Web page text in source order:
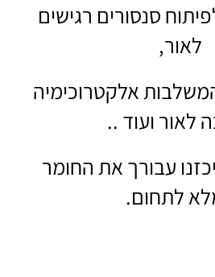
סנסורים רגישים
לאור,
אלקטרוכימיה
לאור ועוד ..
עבורך את החומר
לתחום.